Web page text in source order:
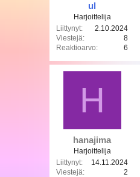
ul
Harjoittelija
Liittynyt
2.10.2024
Viestejä
8
Reaktioarvo
6
H
hanajima
Harjoittelija
Liittynyt
14.11.2024
Viestejä
2